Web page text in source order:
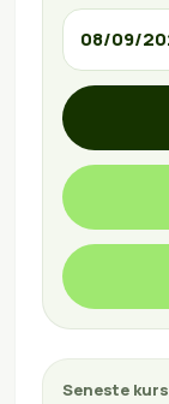
Seneste kurs